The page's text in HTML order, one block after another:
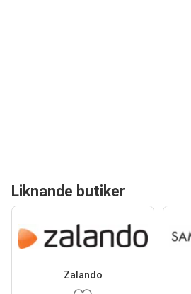
Liknande butiker
Zalando